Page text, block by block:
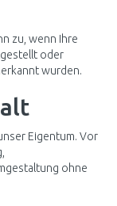
zu, wenn Ihre
oder
wurden.
Eigentum. Vor
ohne